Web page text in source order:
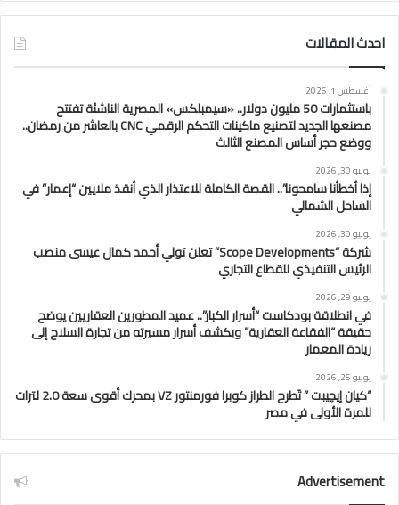
احدث المقالات
أغسطس 1, 2026
باستثمارات 50 مليون دولار.. «سيمبلكس» المصرية الناشئة تفتتح
مصنعها الجديد لتصنيع ماكينات التحكم الرقمي CNC بالعاشر من رمضان..
ووضع حجر أساس المصنع الثالث
يوليو 30, 2026
إذا أخطأنا سامحونا”.. القصة الكاملة للاعتذار الذي أنقذ ملايين “إعمار” في
الساحل الشمالي
يوليو 30, 2026
شركة “Scope Developments” تعلن تولي أحمد كمال عيسى منصب
الرئيس التنفيذي للقطاع التجاري
يوليو 29, 2026
في انطلاقة بودكاست “أسرار الكبار”.. عميد المطورين العقاريين يوضح
حقيقة “الفقاعة العقارية” ويكشف أسرار مسيرته من تجارة السلاح إلى
ريادة المعمار
يوليو 25, 2026
“كيان إيچيبت ” تَطرح الطراز كوبرا فورمنتور VZ بمحرك أقوى سعة 2.0 لترات
للمرة الأولى في مصر
Advertisement